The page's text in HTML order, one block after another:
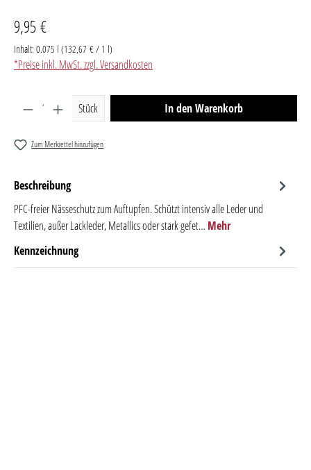
9,95 €
Inhalt: 0.075 l (132,67 € / 1 l)
*Preise inkl. MwSt. zzgl. Versandkosten
Produkt Anzahl: Gib den gewünschten Wert ein oder
Stück In den Warenkorb
Zum Merkzettel hinzufügen
Beschreibung
PFC-freier Nässeschutz zum Auftupfen. Schützt intensiv alle Leder und
Textilien, außer Lackleder, Metallics oder stark gefet… Mehr
Kennzeichnung